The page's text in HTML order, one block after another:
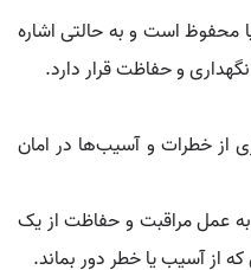
محفوظ است و به حالتی اشاره
و حفاظت قرار دارد.
از خطرات و آسیب‌ها در امان
به عمل مراقبت و حفاظت از یک
از آسیب یا خطر دور بماند.